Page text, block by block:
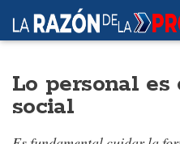
Lo personal
social